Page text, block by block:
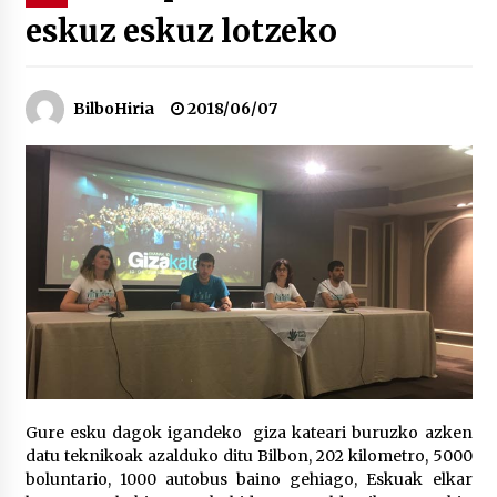
Bakaikuko barnetegitik gazteek egindako saio
berezia
2026/07/16
Tuba eta bonbardinoaren astea, Bilboko
Kontserbatorioan protagonista
2026/07/16
Auzoportala : 1×04 Auzofoniak
2026/07/15
Gaur abitua da Bilbao bbk live jaialdia
2026/07/09
eskuz eskuz lotzeko
BilboHiria 2018/06/07
Gure esku dagok igandeko giza kateari buruzko azken
datu teknikoak azalduko ditu Bilbon, 202 kilometro, 5000
boluntario, 1000 autobus baino gehiago, Eskuak elkar